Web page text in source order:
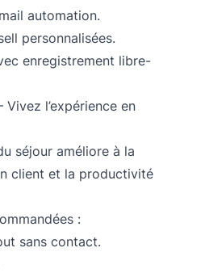
automation.
personnalisées.
enregistrement libre-
Vivez l’expérience en
séjour améliore à la
client et la productivité
:
sans contact.